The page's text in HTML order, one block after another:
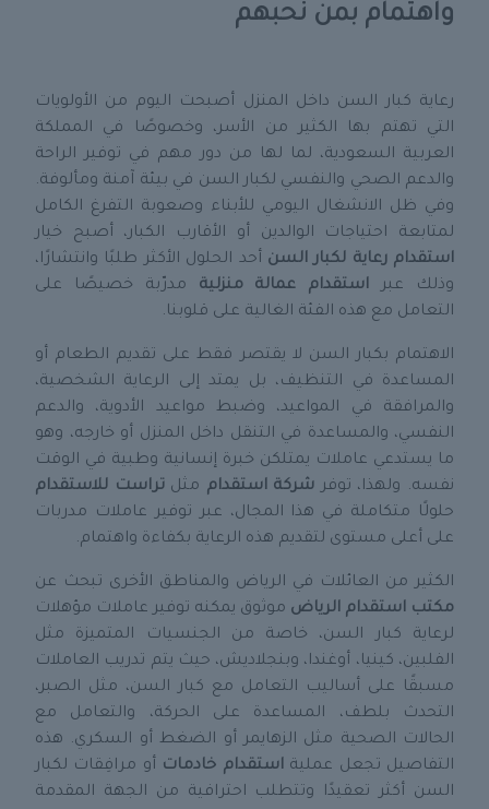
واهتمام بمن نحبهم
رعاية كبار السن داخل المنزل أصبحت اليوم من الأولويات
التي تهتم بها الكثير من الأسر، وخصوصًا في المملكة
العربية السعودية، لما لها من دور مهم في توفير الراحة
والدعم الصحي والنفسي لكبار السن في بيئة آمنة ومألوفة.
وفي ظل الانشغال اليومي للأبناء وصعوبة التفرغ الكامل
لمتابعة احتياجات الوالدين أو الأقارب الكبار، أصبح خيار
استقدام رعاية لكبار السن أحد الحلول الأكثر طلبًا وانتشارًا،
وذلك عبر استقدام عمالة منزلية مدرّبة خصيصًا على
التعامل مع هذه الفئة الغالية على قلوبنا.
الاهتمام بكبار السن لا يقتصر فقط على تقديم الطعام أو
المساعدة في التنظيف، بل يمتد إلى الرعاية الشخصية،
والمرافقة في المواعيد، وضبط مواعيد الأدوية، والدعم
النفسي، والمساعدة في التنقل داخل المنزل أو خارجه، وهو
ما يستدعي عاملات يمتلكن خبرة إنسانية وطبية في الوقت
نفسه. ولهذا، توفر شركة استقدام مثلتراست للاستقدام
حلولًا متكاملة في هذا المجال، عبر توفير عاملات مدربات
على أعلى مستوى لتقديم هذه الرعاية بكفاءة واهتمام.
الكثير من العائلات في الرياض والمناطق الأخرى تبحث عن
مكتب استقدام الرياض موثوق يمكنه توفير عاملات مؤهلات
لرعاية كبار السن، خاصة من الجنسيات المتميزة مثل
الفلبين، كينيا، أوغندا، وبنجلاديش، حيث يتم تدريب العاملات
مسبقًا على أساليب التعامل مع كبار السن، مثل الصبر،
التحدث بلطف، المساعدة على الحركة، والتعامل مع
الحالات الصحية مثل الزهايمر أو الضغط أو السكري. هذه
التفاصيل تجعل عمليةاستقدام خادمات أو مرافِقات لكبار
السن أكثر تعقيدًا وتتطلب احترافية من الجهة المقدمة